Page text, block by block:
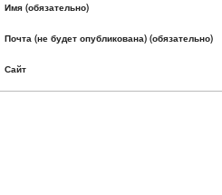
Имя (обязательно)
Почта (не будет опубликована) (обязательно)
Сайт